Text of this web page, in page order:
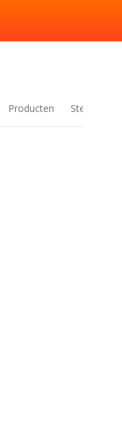
Producten Steden